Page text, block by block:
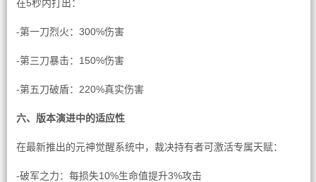
在5秒内打出：
-第一刀烈火：300%伤害
-第三刀暴击：150%伤害
-第五刀破盾：220%真实伤害
六、版本演进中的适应性
在最新推出的元神觉醒系统中，裁决持有者可激活专属天赋：
-破军之力：每损失10%生命值提升3%攻击